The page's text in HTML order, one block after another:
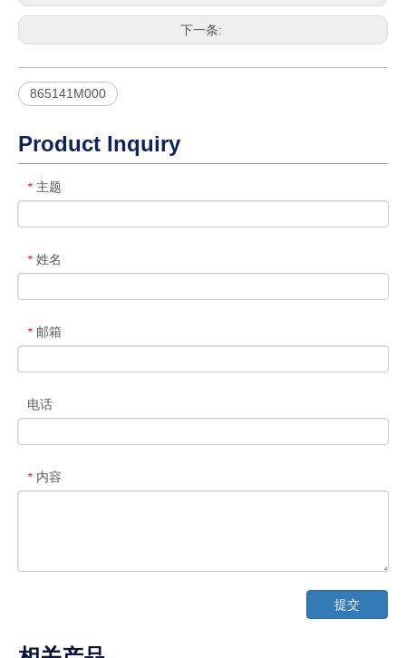
下一条:
865141M000
Product Inquiry
* 主题
* 姓名
* 邮箱
电话
* 内容
提交